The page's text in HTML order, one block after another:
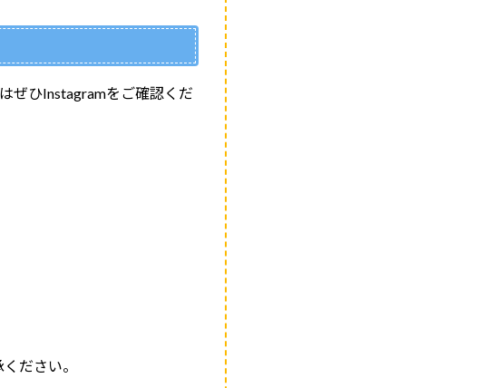
ぜひInstagramをご確認くだ
ださい。